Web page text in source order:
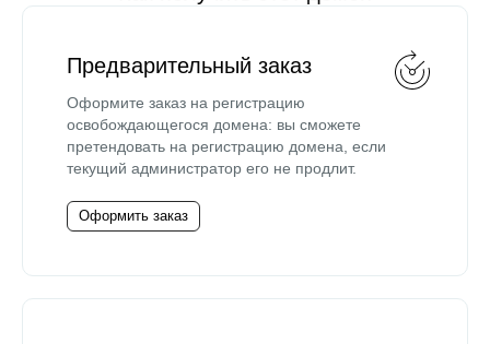
Предварительный заказ
Оформите заказ на регистрацию
освобождающегося домена: вы сможете
претендовать на регистрацию домена, если
текущий администратор его не продлит.
Оформить заказ